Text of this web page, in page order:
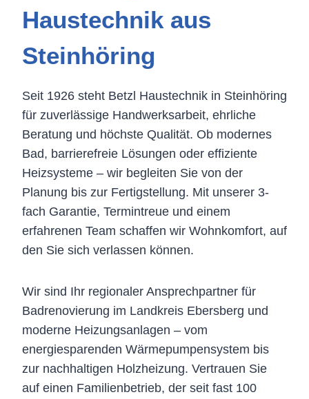
Haustechnik aus
Steinhöring
Seit 1926 steht Betzl Haustechnik in Steinhöring
für zuverlässige Handwerksarbeit, ehrliche
Beratung und höchste Qualität. Ob modernes
Bad, barrierefreie Lösungen oder effiziente
Heizsysteme – wir begleiten Sie von der
Planung bis zur Fertigstellung. Mit unserer 3-
fach Garantie, Termintreue und einem
erfahrenen Team schaffen wir Wohnkomfort, auf
den Sie sich verlassen können.
Wir sind Ihr regionaler Ansprechpartner für
Badrenovierung im Landkreis Ebersberg und
moderne Heizungsanlagen – vom
energiesparenden Wärmepumpensystem bis
zur nachhaltigen Holzheizung. Vertrauen Sie
auf einen Familienbetrieb, der seit fast 100